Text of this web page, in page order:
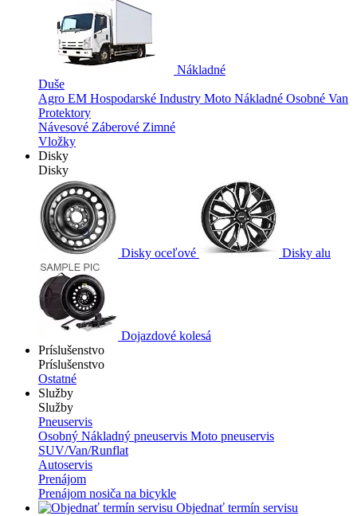
Nákladné
Duše
Agro EM Hospodarské Industry Moto Nákladné Osobné Van
Protektory
Návesové Záberové Zimné
Vložky
Disky
Disky
Disky oceľové Disky alu
Dojazdové kolesá
Príslušenstvo
Príslušenstvo
Ostatné
Služby
Služby
Pneuservis
Osobný Nákladný pneuservis Moto pneuservis
SUV/Van/Runflat
Autoservis
Prenájom
Prenájom nosiča na bicykle
Objednať termín servisu